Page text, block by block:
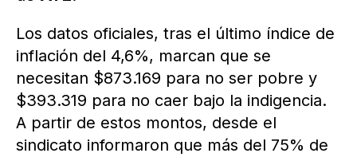
Los datos oficiales, tras el último índice de
inflación del 4,6%, marcan que se
necesitan $873.169 para no ser pobre y
$393.319 para no caer bajo la indigencia.
A partir de estos montos, desde el
sindicato informaron que más del 75% de